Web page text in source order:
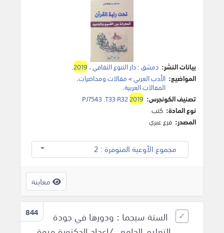
بيانات النشر: دمشق:دار التنوع الثقافي،2019
.
المواضيع: الأدب العربي>مقالات ومحاضرات.
المقالات العربية.
تصنيف الكونجرس:
PJ7543 .T33 R322019
نوع المادة: كتب
المصدر: فرع عبري
مجموع الأوعية المتوفرة : 2
معاينة
844
الستة سيجما : ودورها في جودة